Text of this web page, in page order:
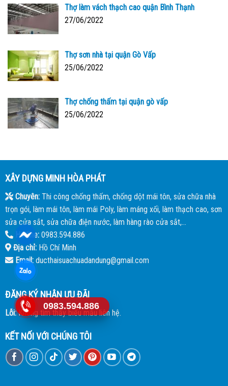
Thợ làm vách thạch cao quận Bình Thạnh
27/06/2022
Thợ sơn nhà tại quận Gò Vấp
25/06/2022
Thợ chống thấm tại quận gò vấp
25/06/2022
XÂY DỰNG MINH HÒA PHÁT
Chuyên:Thi công chống thấm, chống dột mái tôn, sửa chữa nhà
trọn gói, làm mái tôn, làm mái Poly, làm máng xối, làm thạch cao, sơn
sửa cửa sắt, sửa chữa điện nước, làm hàng rào cửa sắt,...
Hotline:0983.594.886
Địa chỉ:Hồ Chí Minh
Email:ducthaisuachuadandung@gmail.com
ĐĂNG KÝ NHẬN ƯU ĐÃI
Lỗi:Không tìm thấy biểu mẫu liên hệ.
KẾT NỐI VỚI CHÚNG TÔI
0983.594.886